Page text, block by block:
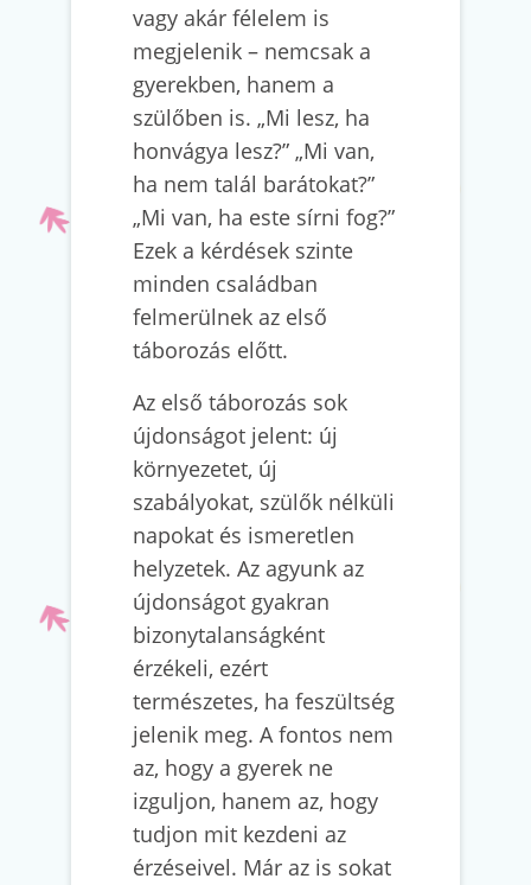
vagy akár félelem is
megjelenik – nemcsak a
gyerekben, hanem a
szülőben is. „Mi lesz, ha
honvágya lesz?” „Mi van,
ha nem talál barátokat?”
„Mi van, ha este sírni fog?”
Ezek a kérdések szinte
minden családban
felmerülnek az első
táborozás előtt.
Az első táborozás sok
újdonságot jelent: új
környezetet, új
szabályokat, szülők nélküli
napokat és ismeretlen
helyzetek. Az agyunk az
újdonságot gyakran
bizonytalanságként
érzékeli, ezért
természetes, ha feszültség
jelenik meg. A fontos nem
az, hogy a gyerek ne
izguljon, hanem az, hogy
tudjon mit kezdeni az
érzéseivel. Már az is sokat